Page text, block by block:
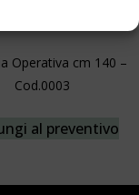
Operativa cm 140 –
Cod.0003
al preventivo